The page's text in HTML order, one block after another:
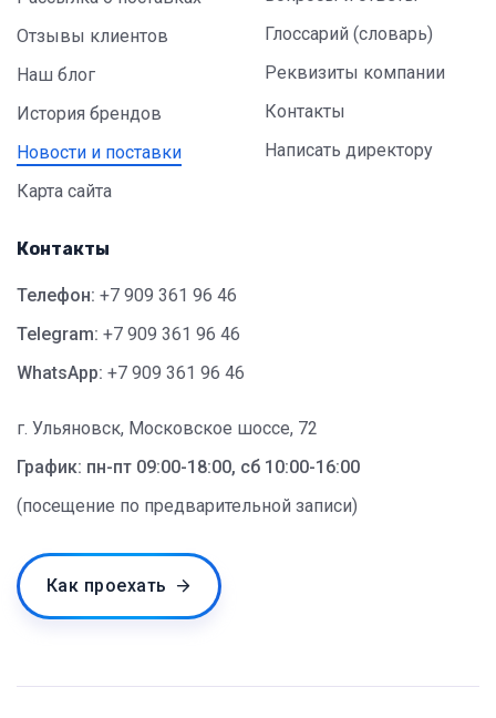
Отзывы клиентов
Наш блог
История брендов
Новости и поставки
Карта сайта
Глоссарий (словарь)
Реквизиты компании
Контакты
Написать директору
Контакты
Телефон: +7 909 361 96 46
Telegram: +7 909 361 96 46
WhatsApp: +7 909 361 96 46
г. Ульяновск, Московское шоссе, 72
График: пн-пт 09:00-18:00, сб 10:00-16:00
(посещение по предварительной записи)
Как проехать